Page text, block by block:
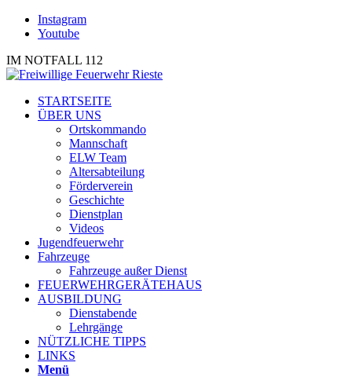
Instagram
Youtube
IM NOTFALL 112
STARTSEITE
ÜBER UNS
Ortskommando
Mannschaft
ELW Team
Altersabteilung
Förderverein
Geschichte
Dienstplan
Videos
Jugendfeuerwehr
Fahrzeuge
Fahrzeuge außer Dienst
FEUERWEHRGERÄTEHAUS
AUSBILDUNG
Dienstabende
Lehrgänge
NÜTZLICHE TIPPS
LINKS
Menü